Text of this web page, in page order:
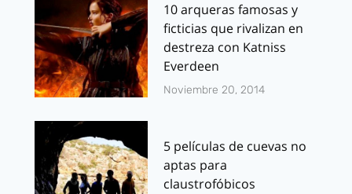
10 arqueras famosas y
ficticias que rivalizan en
destreza con Katniss
Everdeen
Noviembre 20, 2014
5 películas de cuevas no
aptas para
claustrofóbicos